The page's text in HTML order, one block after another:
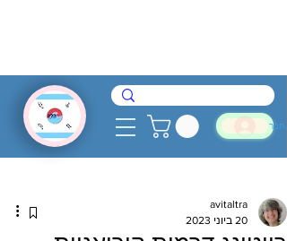
avitaltra
20 ביוני 2023